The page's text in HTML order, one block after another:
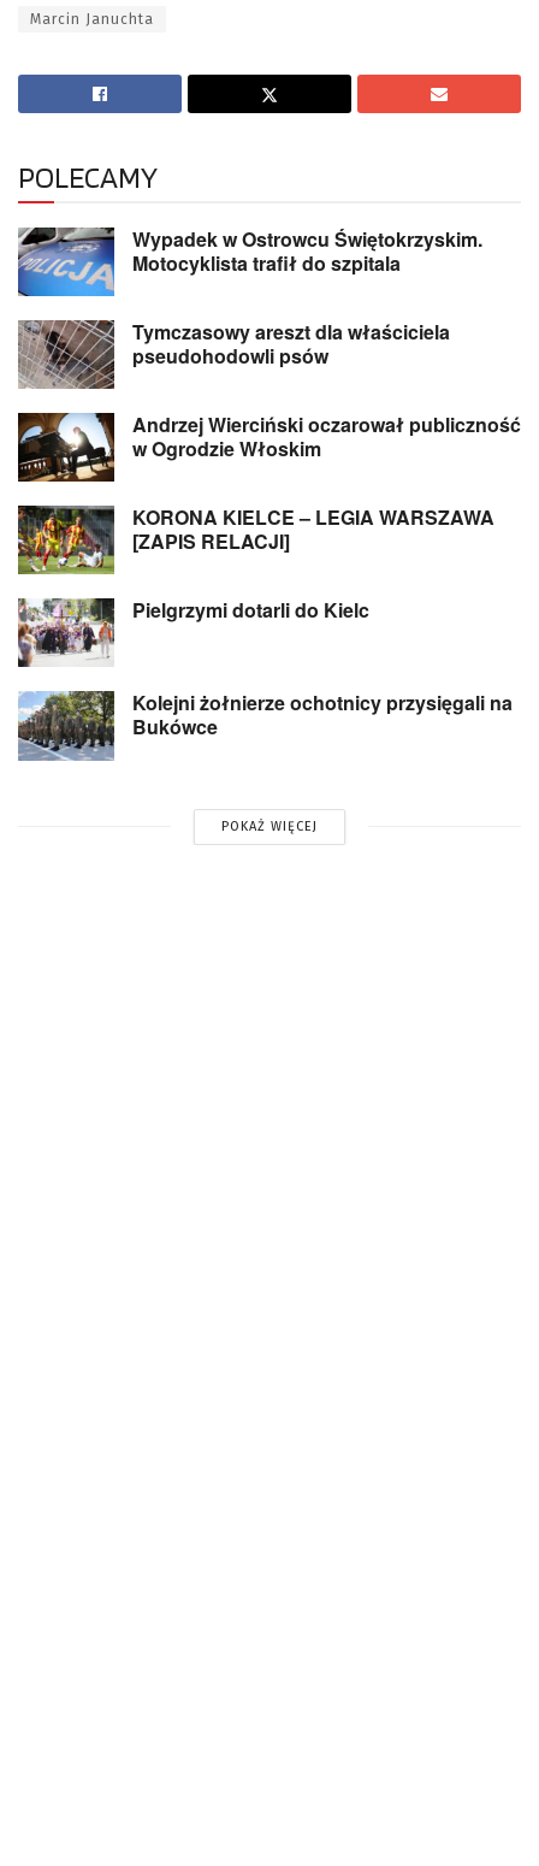
Marcin Januchta
POLECAMY
Wypadek w Ostrowcu Świętokrzyskim.
Motocyklista trafił do szpitala
Tymczasowy areszt dla właściciela
pseudohodowli psów
Andrzej Wierciński oczarował publiczność
w Ogrodzie Włoskim
KORONA KIELCE – LEGIA WARSZAWA
[ZAPIS RELACJI]
Pielgrzymi dotarli do Kielc
Kolejni żołnierze ochotnicy przysięgali na
Bukówce
POKAŻ WIĘCEJ